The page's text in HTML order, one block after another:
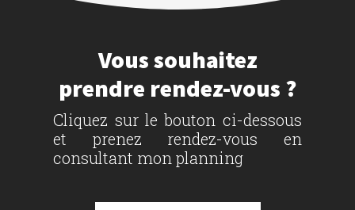
Vous souhaitez
prendre rendez-vous ?
Cliquez sur le bouton ci-dessous
et prenez rendez-vous en
consultant mon planning